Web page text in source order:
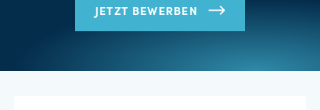
JETZT BEWERBEN